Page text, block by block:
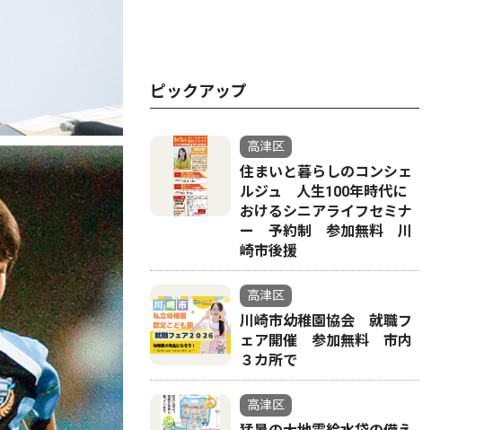
ピックアップ
高津区
住まいと暮らしのコンシェ
ルジュ 人生100年時代に
おけるシニアライフセミナ
ー 予約制 参加無料 川
崎市後援
高津区
川崎市幼稚園協会 就職フ
ェア開催 参加無料 市内
３カ所で
高津区